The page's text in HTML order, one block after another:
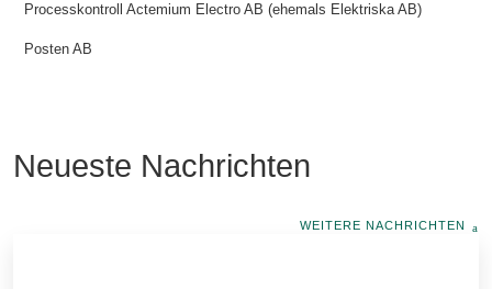
Processkontroll Actemium Electro AB (ehemals Elektriska AB)
Posten AB
Neueste Nachrichten
WEITERE NACHRICHTEN